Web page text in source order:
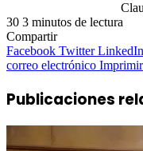
30 3 minutos de lectura
Compartir
Facebook Twitter LinkedIn
correo electrónico Imprimir
Publicaciones